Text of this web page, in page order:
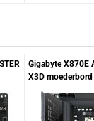
Gigabyte X870E
X3D moederbord